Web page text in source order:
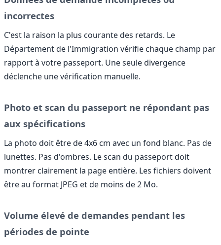
incorrectes
C'est la raison la plus courante des retards. Le
Département de l'Immigration vérifie chaque champ par
rapport à votre passeport. Une seule divergence
déclenche une vérification manuelle.
Photo et scan du passeport ne répondant pas
aux spécifications
La photo doit être de 4x6 cm avec un fond blanc. Pas de
lunettes. Pas d'ombres. Le scan du passeport doit
montrer clairement la page entière. Les fichiers doivent
être au format JPEG et de moins de 2 Mo.
Volume élevé de demandes pendant les
périodes de pointe